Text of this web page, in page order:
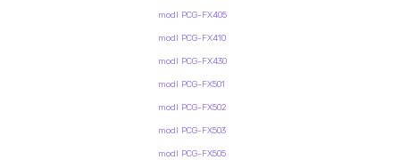
modl PCG-FX405
modl PCG-FX410
modl PCG-FX430
modl PCG-FX501
modl PCG-FX502
modl PCG-FX503
modl PCG-FX505